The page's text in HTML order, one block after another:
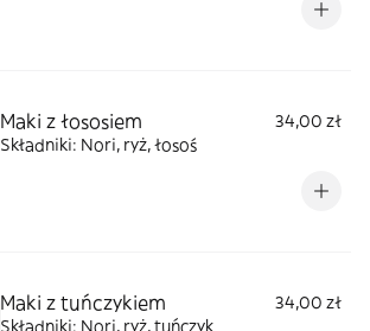
Maki z łososiem
34,00 zł
Składniki: Nori, ryż, łosoś
Maki z tuńczykiem
34,00 zł
Składniki: Nori, ryż, tuńczyk